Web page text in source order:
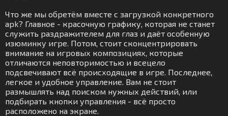
Что же мы обретём вместе с загрузкой конкретного
apk? Главное - красочную графику, которая не станет
служить раздражителем для глаз и даёт особенную
изюминку игре. Потом, стоит сконцентрировать
внимание на игровых композициях, которые
отличаются неповторимостью и всецело
подсвечивают всё происходящие в игре. Последнее,
легкое и удобное управление. Вам не стоит
размышлять над поиском нужных действий, или
подбирать кнопки управления - всё просто
расположено на экране.